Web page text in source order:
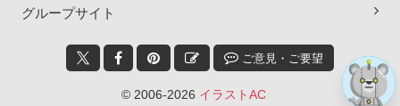
グループサイト
ご意見・ご要望
© 2006-2026 イラストAC